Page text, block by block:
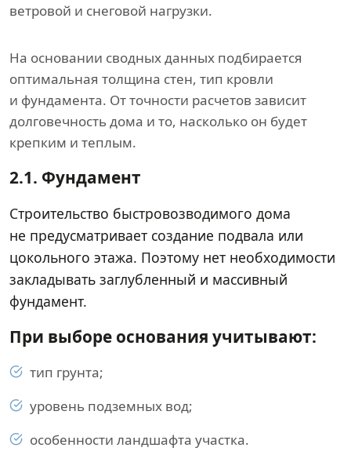
ветровой и снеговой нагрузки.
На основании сводных данных подбирается
оптимальная толщина стен, тип кровли
и фундамента. От точности расчетов зависит
долговечность дома и то, насколько он будет
крепким и теплым.
2.1. Фундамент
Строительство быстровозводимого дома
не предусматривает создание подвала или
цокольного этажа. Поэтому нет необходимости
закладывать заглубленный и массивный
фундамент.
При выборе основания учитывают:
тип грунта;
уровень подземных вод;
особенности ландшафта участка.